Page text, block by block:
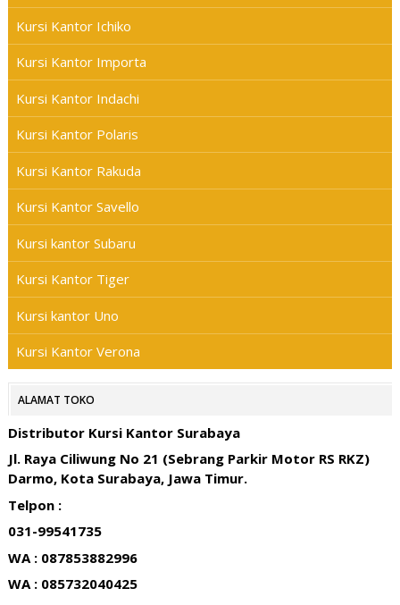
Kursi Kantor Ichiko
Kursi Kantor Importa
Kursi Kantor Indachi
Kursi Kantor Polaris
Kursi Kantor Rakuda
Kursi Kantor Savello
Kursi kantor Subaru
Kursi Kantor Tiger
Kursi kantor Uno
Kursi Kantor Verona
ALAMAT TOKO
Distributor Kursi Kantor Surabaya
Jl. Raya Ciliwung No 21 (Sebrang Parkir Motor RS RKZ)
Darmo, Kota Surabaya, Jawa Timur.
Telpon :
031-99541735
WA : 087853882996
WA : 085732040425